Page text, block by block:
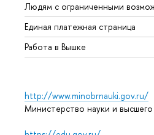
Людям с ограниченными
Единая платежная страница
Работа в Вышке
http://www.minobrnauki.gov.ru/
Министерство науки и